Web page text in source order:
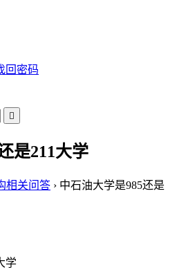
回密码

是211大学
相关问答 › 中石油大学是985还是
学